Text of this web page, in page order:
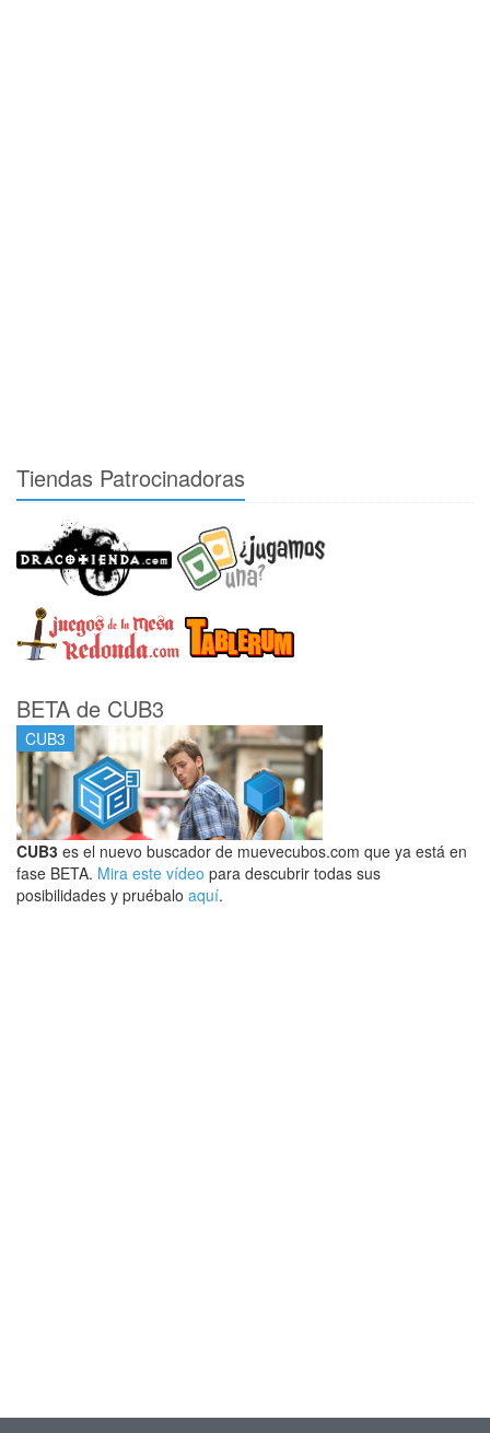
Tiendas Patrocinadoras
BETA de CUB3
CUB3
CUB3 es el nuevo buscador de muevecubos.com que ya está en
fase BETA. Mira este vídeo para descubrir todas sus
posibilidades y pruébalo aquí.